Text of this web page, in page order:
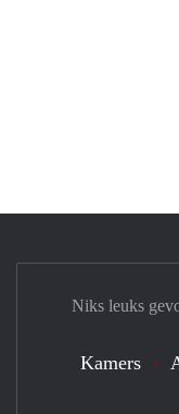
Niks leuks
Kamers